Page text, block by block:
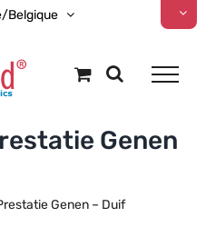
Belgique
Genen
Genen – Duif